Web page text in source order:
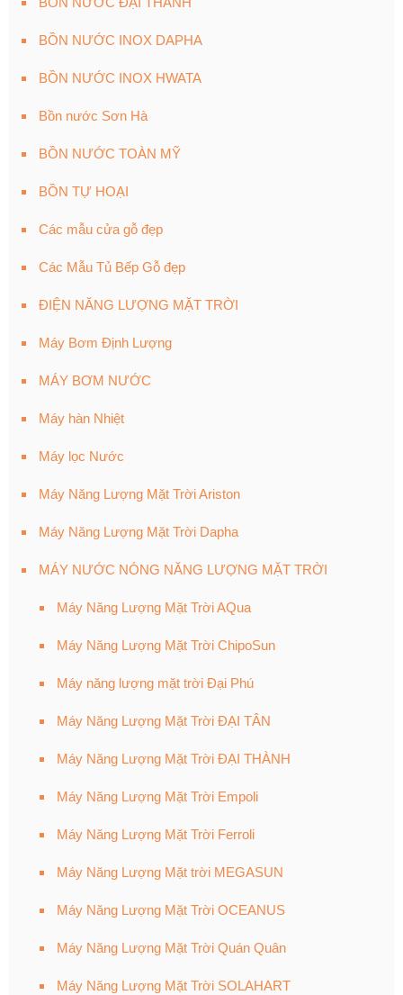
BỒN NƯỚC INOX DAPHA
BỒN NƯỚC INOX HWATA
Bồn nước Sơn Hà
BỒN NƯỚC TOÀN MỸ
BỒN TỰ HOẠI
Các mẫu cửa gỗ đẹp
Các Mẫu Tủ Bếp Gỗ đẹp
ĐIỆN NĂNG LƯỢNG MẶT TRỜI
Máy Bơm Định Lượng
MÁY BƠM NƯỚC
Máy hàn Nhiệt
Máy lọc Nước
Máy Năng Lượng Mặt Trời Ariston
Máy Năng Lượng Mặt Trời Dapha
MÁY NƯỚC NÓNG NĂNG LƯỢNG MẶT TRỜI
Máy Năng Lượng Mặt Trời AQua
Máy Năng Lượng Mặt Trời ChipoSun
Máy năng lượng mặt trời Đại Phú
Máy Năng Lượng Mặt Trời ĐẠI TÂN
Máy Năng Lượng Mặt Trời ĐẠI THÀNH
Máy Năng Lượng Mặt Trời Empoli
Máy Năng Lượng Mặt Trời Ferroli
Máy Năng Lượng Mặt trời MEGASUN
Máy Năng Lượng Mặt Trời OCEANUS
Máy Năng Lượng Mặt Trời Quán Quân
Máy Năng Lượng Mặt Trời SOLAHART